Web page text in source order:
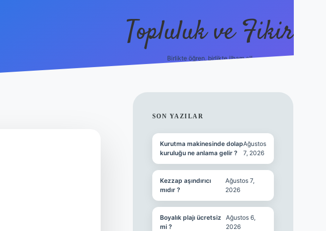
Topluluk ve Fikir
Birlikte öğren, birlikte ilham al!
SIDEBAR
SON YAZILAR
Kurutma makinesinde dolap
kuruluğu ne anlama gelir ?
Ağustos
7, 2026
Kezzap aşındırıcı
mıdır ?
Ağustos 7,
2026
Boyalık plajı ücretsiz
mi ?
Ağustos 6,
2026
grandoperabet